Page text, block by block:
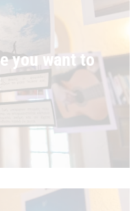
you want to